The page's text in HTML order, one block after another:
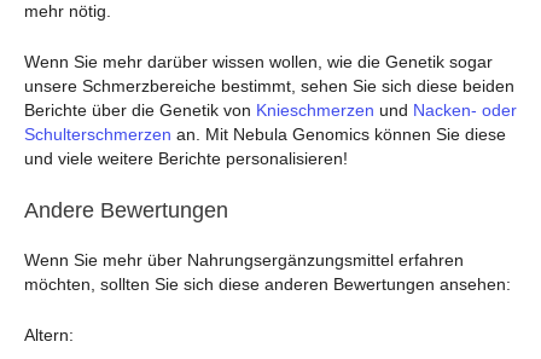
mehr nötig.
Wenn Sie mehr darüber wissen wollen, wie die Genetik sogar
unsere Schmerzbereiche bestimmt, sehen Sie sich diese beiden
Berichte über die Genetik von Knieschmerzen und Nacken- oder
Schulterschmerzen an. Mit Nebula Genomics können Sie diese
und viele weitere Berichte personalisieren!
Andere Bewertungen
Wenn Sie mehr über Nahrungsergänzungsmittel erfahren
möchten, sollten Sie sich diese anderen Bewertungen ansehen:
Altern: